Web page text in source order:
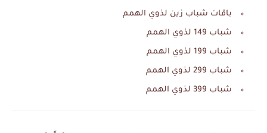
باقات شباب زين لذوي الهمم
شباب 149 لذوي الهمم
شباب 199 لذوي الهمم
شباب 299 لذوي الهمم
شباب 399 لذوي الهمم